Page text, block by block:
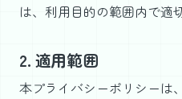
は、利用目的の範囲内で適
2. 適用範囲
本プライバシーポリシーは